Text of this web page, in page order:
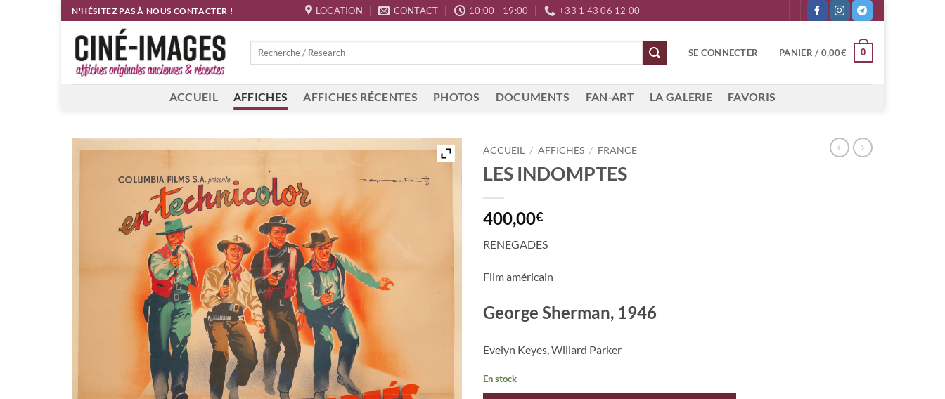
Passer
au
contenu
N'HÉSITEZ PAS À NOUS CONTACTER ! LOCATION CONTACT 10:00 - 19:00 +33 1 43 06 12 00
Recherche
SE CONNECTER PANIER / 0,00€ 0
ACCUEIL AFFICHES AFFICHES RÉCENTES PHOTOS DOCUMENTS FAN-ART LA GALERIE FAVORIS
ACCUEIL / AFFICHES / FRANCE
LES INDOMPTES
400,00€
RENEGADES
Film américain
George Sherman, 1946
Evelyn Keyes, Willard Parker
En stock